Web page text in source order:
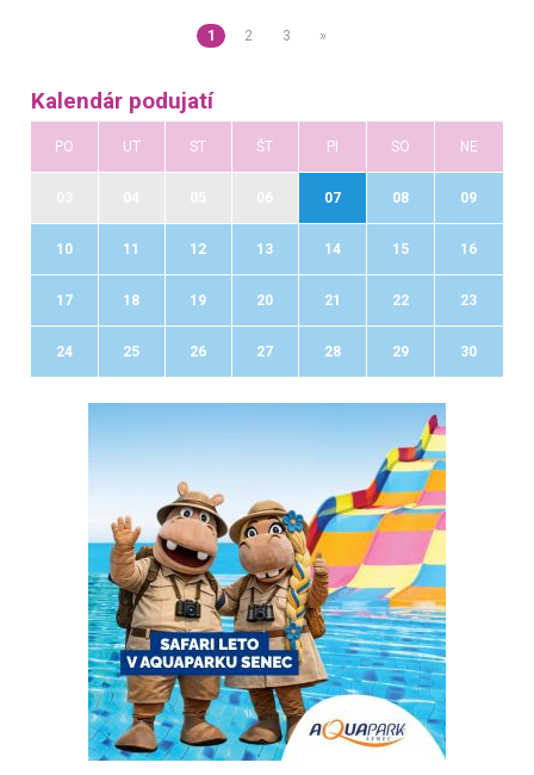
1 2 3 »
Kalendár podujatí
PO UT ST ŠT PI SO NE
07 08 09
10 11 12 13 14 15 16
17 18 19 20 21 22 23
24 25 26 27 28 29 30